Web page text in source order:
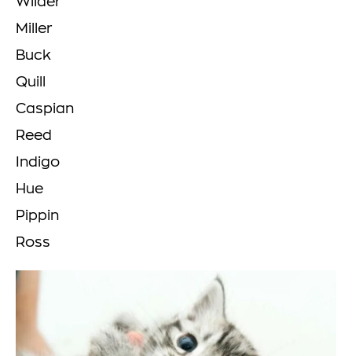
Wilder
Miller
Buck
Quill
Caspian
Reed
Indigo
Hue
Pippin
Ross